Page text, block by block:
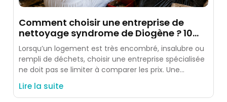
Comment choisir une entreprise de
nettoyage syndrome de Diogène ? 10
critères à vérifier
Lorsqu’un logement est très encombré, insalubre ou
rempli de déchets, choisir une entreprise spécialisée
ne doit pas se limiter à comparer les prix. Une
intervention
Lire la suite